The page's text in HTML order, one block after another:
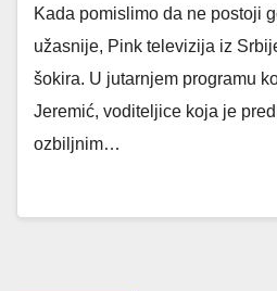
Kada pomislimo da ne postoji
užasnije, Pink televizija iz
šokira. U jutarnjem programu
Jeremić, voditeljice koja je
ozbiljnim…